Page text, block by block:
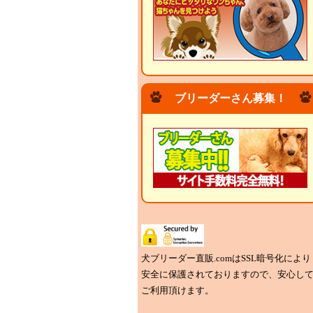
ブリーダーさん募集！
犬ブリーダー直販.comはSSL暗号化により
安全に保護されておりますので、安心して
ご利用頂けます。